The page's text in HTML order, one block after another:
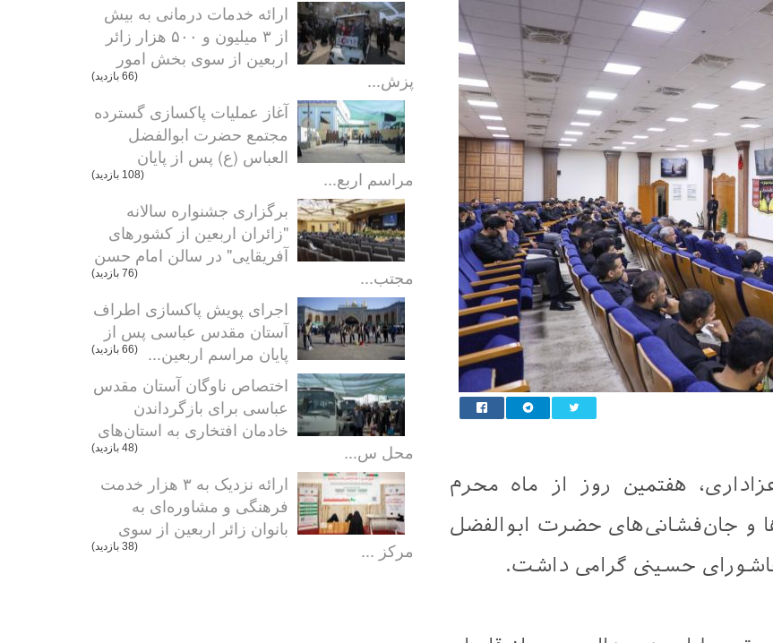
هفتمین روز از ماه محرم
و جان‌فشانی‌های حضرت ابوالفضل
عاشورای حسینی گرامی داشت.
ارائه خدمات درمانی به بیش
از ۳ میلیون و ۵۰۰ هزار زائر
اربعین از سوی بخش امور
پزش...
(66 بازدید)
آغاز عملیات پاکسازی گسترده
مجتمع حضرت ابوالفضل
العباس (ع) پس از پایان
مراسم اربع...
(108 بازدید)
برگزاری جشنواره سالانه
"زائران اربعین از کشورهای
آفریقایی" در سالن امام حسن
مجتب...
(76 بازدید)
اجرای پویش پاکسازی اطراف
آستان مقدس عباسی پس از
پایان مراسم اربعین...
(66 بازدید)
اختصاص ناوگان آستان مقدس
عباسی برای بازگرداندن
خادمان افتخاری به استان‌های
محل س...
(48 بازدید)
ارائه نزدیک به ۳ هزار خدمت
فرهنگی و مشاوره‌ای به
بانوان زائر اربعین از سوی
مرکز ...
(38 بازدید)